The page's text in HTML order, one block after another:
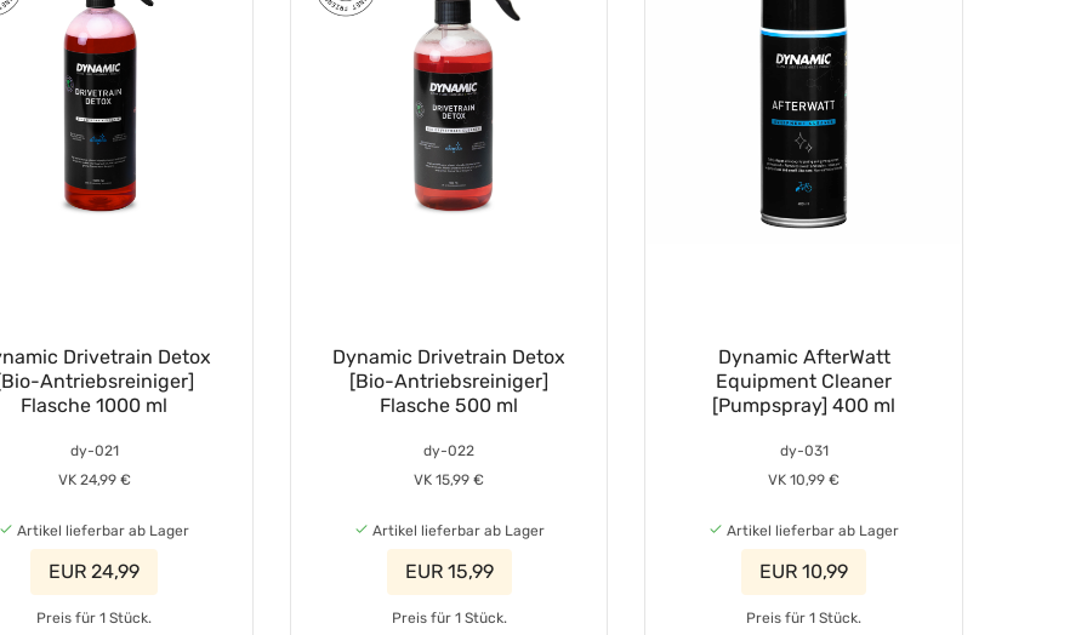
Drivetrain Detox
Antriebsreiniger]
Flasche 1000 ml
dy-021
VK 24,99 €
Artikel lieferbar ab Lager
EUR 24,99
Preis für 1 Stück.
Dynamic Drivetrain Detox
[Bio-Antriebsreiniger]
Flasche 500 ml
dy-022
VK 15,99 €
Artikel lieferbar ab Lager
EUR 15,99
Preis für 1 Stück.
Dynamic AfterWatt
Equipment Cleaner
[Pumpspray] 400 ml
dy-031
VK 10,99 €
Artikel lieferbar ab Lager
EUR 10,99
Preis für 1 Stück.